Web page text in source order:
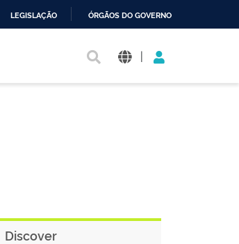
LEGISLAÇÃO ÓRGÃOS DO GOVERNO
|
Discover